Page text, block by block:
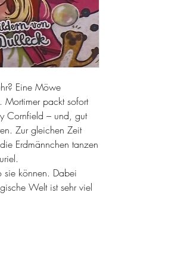
Eine Möwe
Mortimer packt sofort
Cornfield – und, gut
Zur gleichen Zeit
Erdmännchen tanzen
sie können. Dabei
Welt ist sehr viel